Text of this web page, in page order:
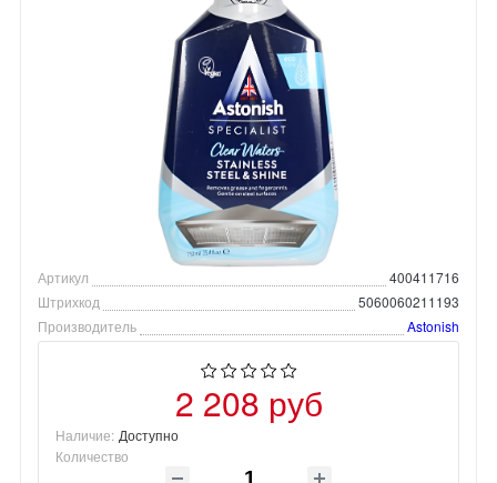
Артикул
400411716
Штрихкод
5060060211193
Производитель
Astonish
2 208 руб
Наличие: Доступно
Количество